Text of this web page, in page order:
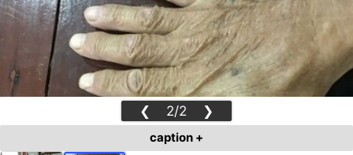
❮ 2/2 ❯
caption +